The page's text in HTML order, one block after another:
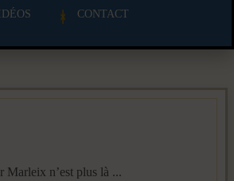
CONTACT
Marleix n’est plus là ...